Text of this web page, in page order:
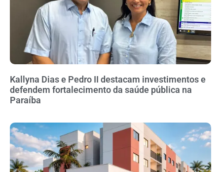
Kallyna Dias e Pedro II destacam investimentos e
defendem fortalecimento da saúde pública na
Paraíba